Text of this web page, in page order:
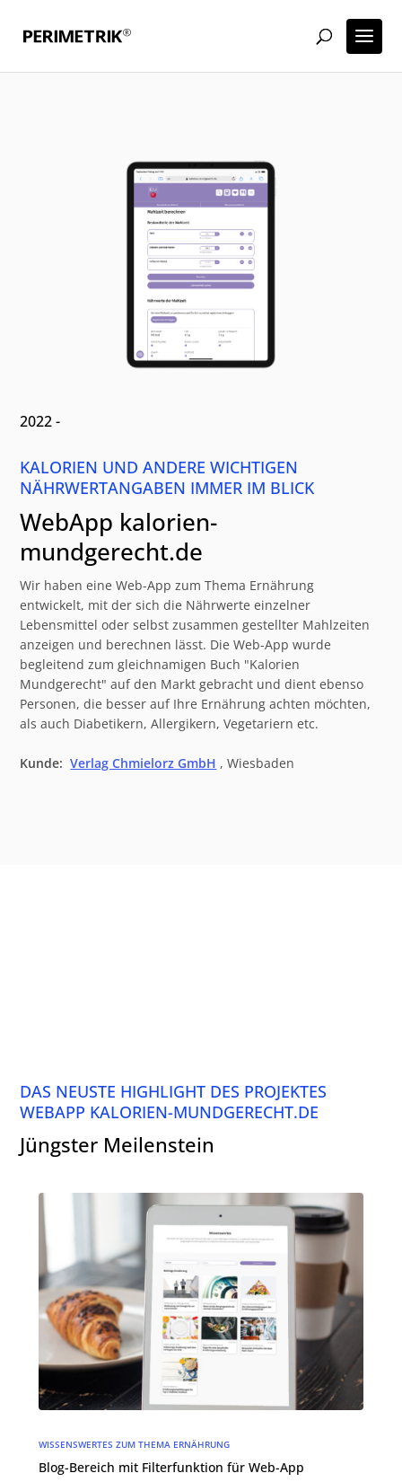
2022 -
KALORIEN UND ANDERE WICHTIGEN
NÄHRWERTANGABEN IMMER IM BLICK
WebApp kalorien-
mundgerecht.de
Wir haben eine Web-App zum Thema Ernährung
entwickelt, mit der sich die Nährwerte einzelner
Lebensmittel oder selbst zusammen gestellter Mahlzeiten
anzeigen und berechnen lässt. Die Web-App wurde
begleitend zum gleichnamigen Buch "Kalorien
Mundgerecht" auf den Markt gebracht und dient ebenso
Personen, die besser auf Ihre Ernährung achten möchten,
als auch Diabetikern, Allergikern, Vegetariern etc.
Kunde: Verlag Chmielorz GmbH , Wiesbaden
DAS NEUSTE HIGHLIGHT DES PROJEKTES
WEBAPP KALORIEN-MUNDGERECHT.DE
Jüngster Meilenstein
WISSENSWERTES ZUM THEMA ERNÄHRUNG
Blog-Bereich mit Filterfunktion für Web-App